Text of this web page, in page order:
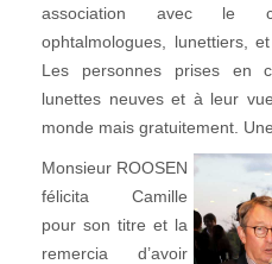
association avec le
ophtalmologues, lunettiers,
Les personnes prises en
lunettes neuves et à leur
monde mais gratuitement.
Monsieur ROOSEN
félicita Camille
pour son titre et la
remercia d’avoir